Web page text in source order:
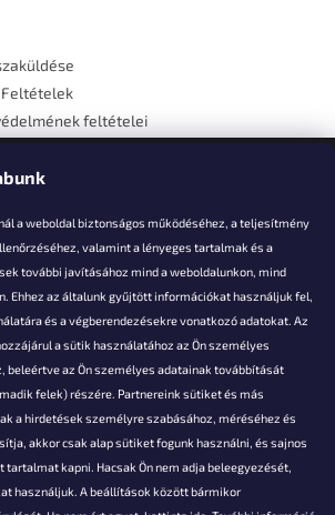
a weboldal biztonságos működéséhez, a teljesítmény
valamint a lényeges tartalmak és a
további javításához mind a weboldalunkon, mind
Ehhez az általunk gyűjtött információkat használjuk fel,
és a végberendezésekre vonatkozó adatokat. Az
a sütik használatához az Ön személyes
beleértve az Ön személyes adatainak továbbítását
felek) részére. Partnereink sütiket és más
a hirdetések személyre szabásához, méréséhez és
akkor csak alap sütiket fogunk használni, és sajnos
kapni. Hacsak Ön nem adja beleegyezését,
használjuk. A beállítások között bármikor
feltételei